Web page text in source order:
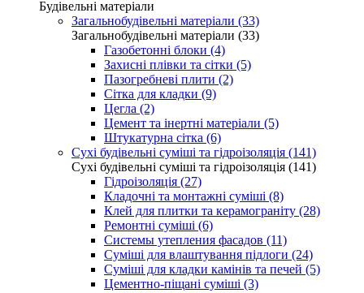
Будівельні матеріали
Загальнобудівельні матеріали (33)
Загальнобудівельні матеріали (33)
Газобетонні блоки (4)
Захисні плівки та сітки (5)
Пазогребневі плити (2)
Сітка для кладки (9)
Цегла (2)
Цемент та інертні матеріали (5)
Штукатурна сітка (6)
Сухі будівельні суміші та гідроізоляція (141)
Сухі будівельні суміші та гідроізоляція (141)
Гідроізоляція (27)
Кладочні та монтажні суміші (8)
Клей для плитки та керамограніту (28)
Ремонтні суміші (6)
Системы утепления фасадов (11)
Суміші для влаштування підлоги (24)
Суміші для кладки камінів та печей (5)
Цементно-піщані суміші (3)